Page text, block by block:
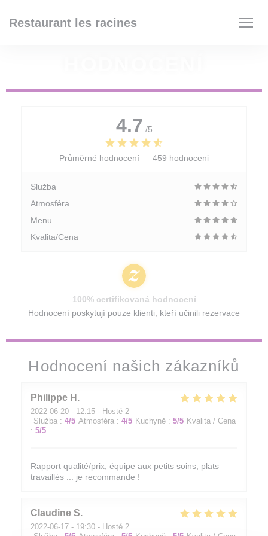
Restaurant les racines
Hodnocení našich zákazníků
Philippe H
2022-06-20 - 12:15 - Hosté 2
Služba : 4/5 Atmosféra : 4/5 Kuchyně : 5/5 Kvalita / Cena
: 5/5
Rapport qualité/prix, équipe aux petits soins, plats
travaillés ... je recommande !
Claudine S
2022-06-17 - 19:30 - Hosté 2
4.7 /5
Průměrné hodnocení — 459 hodnoceni
Služba
Atmosféra
Menu
Kvalita/Cena
100% certifikovaná hodnocení
Hodnocení poskytují pouze klienti, kteří učinili rezervace